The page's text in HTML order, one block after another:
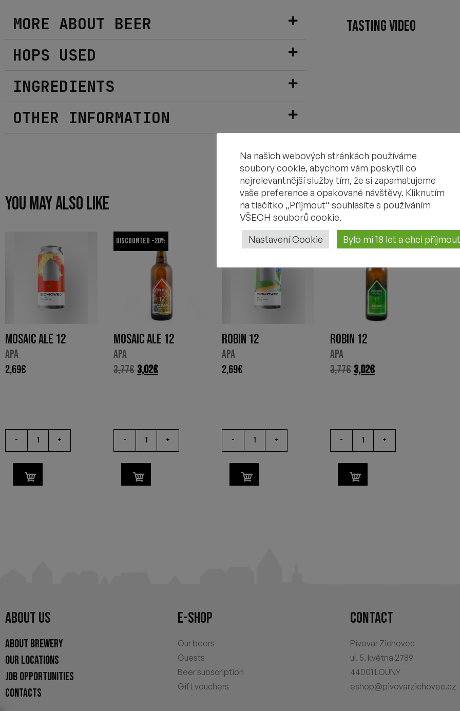
MORE ABOUT BEER
HOPS USED
INGREDIENTS
OTHER INFORMATION
TASTING VIDEO
YOU MAY ALSO LIKE
MOSAIC ALE 12
APA
2,69€
- +
Discounted -20%
MOSAIC ALE 12
APA
3,77€ 3,02€
- +
ROBIN 12
APA
2,69€
- +
Discounted -20%
ROBIN 12
APA
3,77€ 3,02€
- +
ABOUT US
ABOUT BREWERY
OUR LOCATIONS
JOB OPPORTUNITIES
CONTACTS
E-SHOP
Our beers
Guests
Beer subscription
Gift vouchers
CONTACT
Pivovar Zichovec
ul. 5. května 2789
44001 LOUNY
eshop@pivovarzichovec.cz
Na našich webových stránkách používáme
soubory cookie, abychom vám poskytli co
nejrelevantnější služby tím, že si zapamatujeme
vaše preference a opakované návštěvy. Kliknutím
na tlačítko „Přijmout“ souhlasíte s používáním
VŠECH souborů cookie.
Nastavení Cookie
Bylo mi 18 let a chci